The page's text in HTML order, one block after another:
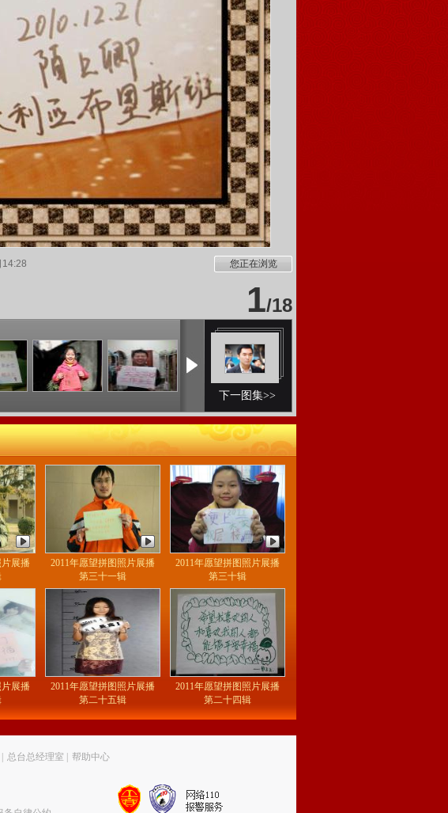
您正在浏览
1/18
下一图集>>
片展播
2011年愿望拼图照片展播
第三十一辑
2011年愿望拼图照片展播
第三十辑
片展播
2011年愿望拼图照片展播
第二十五辑
2011年愿望拼图照片展播
第二十四辑
总台总经理室 帮助中心